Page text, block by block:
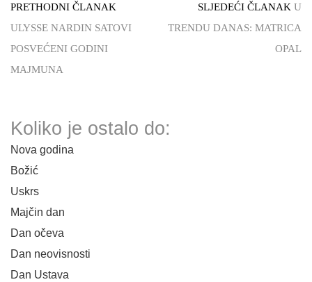
PRETHODNI ČLANAK
ULYSSE NARDIN SATOVI
POSVEĆENI GODINI
MAJMUNA
SLJEDEĆI ČLANAK U
TRENDU DANAS: MATRICA
OPAL
Koliko je ostalo do:
Nova godina
Božić
Uskrs
Majčin dan
Dan očeva
Dan neovisnosti
Dan Ustava